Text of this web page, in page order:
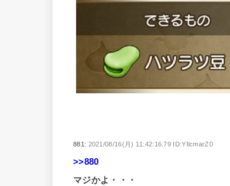
881: 2021/08/16(月) 11:42:16.79 ID:YIlcmarZ0
>>880
マジかよ・・・